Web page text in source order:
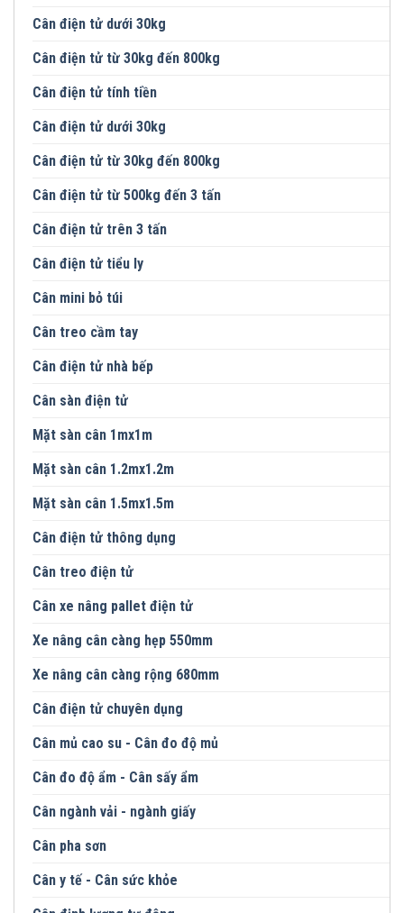
Cân điện tử dưới 30kg
Cân điện tử từ 30kg đến 800kg
Cân điện tử tính tiền
Cân điện tử dưới 30kg
Cân điện tử từ 30kg đến 800kg
Cân điện tử từ 500kg đến 3 tấn
Cân điện tử trên 3 tấn
Cân điện tử tiểu ly
Cân mini bỏ túi
Cân treo cầm tay
Cân điện tử nhà bếp
Cân sàn điện tử
Mặt sàn cân 1mx1m
Mặt sàn cân 1.2mx1.2m
Mặt sàn cân 1.5mx1.5m
Cân điện tử thông dụng
Cân treo điện tử
Cân xe nâng pallet điện tử
Xe nâng cân càng hẹp 550mm
Xe nâng cân càng rộng 680mm
Cân điện tử chuyên dụng
Cân mủ cao su - Cân đo độ mủ
Cân đo độ ẩm - Cân sấy ẩm
Cân ngành vải - ngành giấy
Cân pha sơn
Cân y tế - Cân sức khỏe